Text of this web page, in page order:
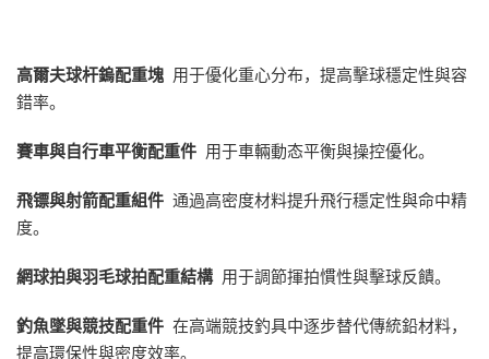
高爾夫球杆鎢配重塊 用于優化重心分布，提高擊球穩定性與容
錯率。
賽車與自行車平衡配重件 用于車輛動态平衡與操控優化。
飛镖與射箭配重組件 通過高密度材料提升飛行穩定性與命中精
度。
網球拍與羽毛球拍配重結構用于調節揮拍慣性與擊球反饋。
釣魚墜與競技配重件 在高端競技釣具中逐步替代傳統鉛材料，
提高環保性與密度效率。